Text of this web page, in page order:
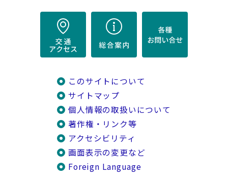
このサイトについて
サイトマップ
個人情報の取扱いについて
著作権・リンク等
アクセシビリティ
画面表示の変更など
Foreign Language